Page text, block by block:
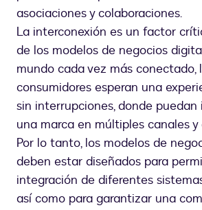
asociaciones y colaboraciones.
La interconexión es un factor
de los modelos de negocios
mundo cada vez más conectado,
consumidores esperan una
sin interrupciones, donde
una marca en múltiples canales y
Por lo tanto, los modelos de
deben estar diseñados para
integración de diferentes
así como para garantizar una